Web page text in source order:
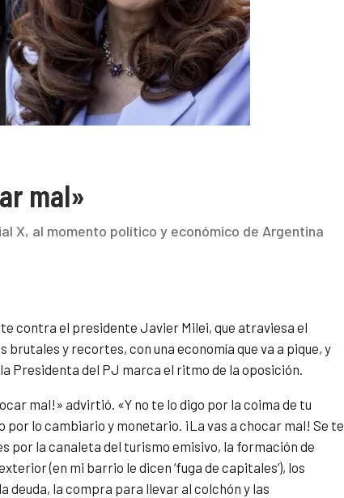
mal»
X, al momento político y económico de Argentina
contra el presidente Javier Milei, que atraviesa el
y recortes, con una economía que va a pique, y
Presidenta del PJ marca el ritmo de la oposición.
mal!» advirtió. «Y no te lo digo por la coima de tu
por lo cambiario y monetario. ¡La vas a chocar mal! Se te
por la canaleta del turismo emisivo, la formación de
(en mi barrio le dicen ‘fuga de capitales’), los
deuda, la compra para llevar al colchón y las